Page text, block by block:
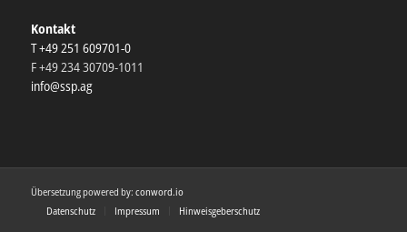
Kontakt
T +49 251 609701-0
F +49 234 30709-1011
info@ssp.ag
Übersetzung powered by: conword.io
Datenschutz
Impressum Hinweisgeberschutz